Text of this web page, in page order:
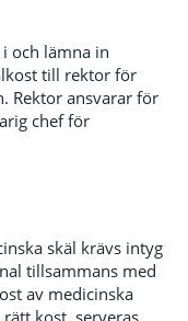
och lämna in
till rektor för
Rektor ansvarar för
chef för
skäl krävs intyg
tillsammans med
av medicinska
kost, serveras